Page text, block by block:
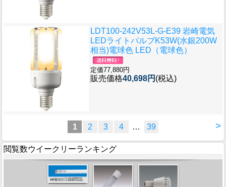
LDT100-242V53L-G-E39 岩崎電気
LEDライトバルブK53W(水銀200W
相当)電球色 LED（電球色）
定価77,880円
販売価格40,698円 (税込)
>
1 2 3 4 … 39
閲覧数ウイークリーランキング